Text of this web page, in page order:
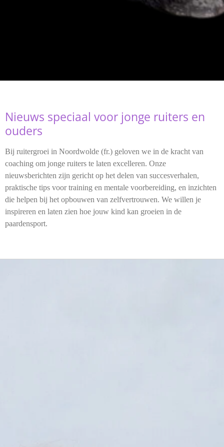
Nieuws speciaal voor jonge ruiters en
ouders
Bij ruitergroei in Noordwolde (fr.) geloven we in de kracht van
coaching om jonge ruiters te laten excelleren. Onze
nieuwsberichten zijn gericht op het delen van succesverhalen,
praktische tips voor training en mentale voorbereiding, en inzichten
die helpen bij het opbouwen van zelfvertrouwen. We willen je
inspireren en laten zien hoe jouw kind kan groeien in de
paardensport.